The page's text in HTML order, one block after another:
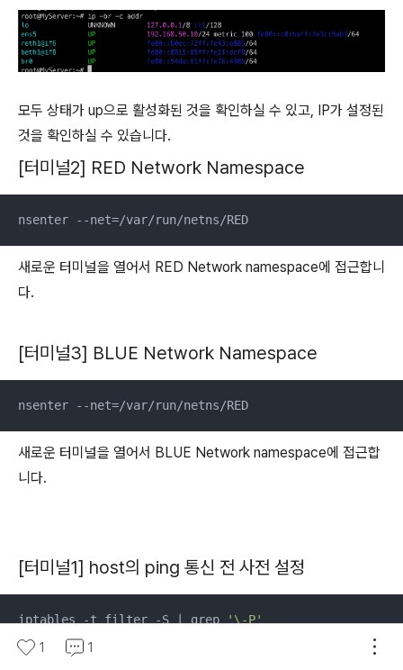
모두 상태가 up으로 활성화된 것을 확인하실 수 있고, IP가 설정된
것을 확인하실 수 있습니다.
[터미널2] RED Network Namespace
nsenter --net=/var/run/netns/RED
새로운 터미널을 열어서 RED Network namespace에 접근합니
다.
[터미널3] BLUE Network Namespace
nsenter --net=/var/run/netns/RED
새로운 터미널을 열어서 BLUE Network namespace에 접근합
니다.
[터미널1] host의 ping 통신 전 사전 설정
iptables -t filter -S | grep '\-P'
1 1